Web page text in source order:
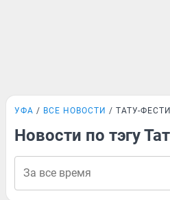
УФА ВСЕ НОВОСТИ ТАТУ-
Новости по тэгу